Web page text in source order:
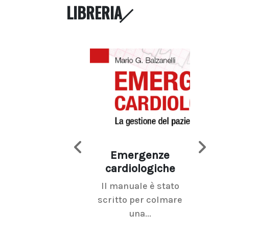
LIBRERIA
Emergenze
cardiologiche
Il manuale è stato
scritto per colmare
una...